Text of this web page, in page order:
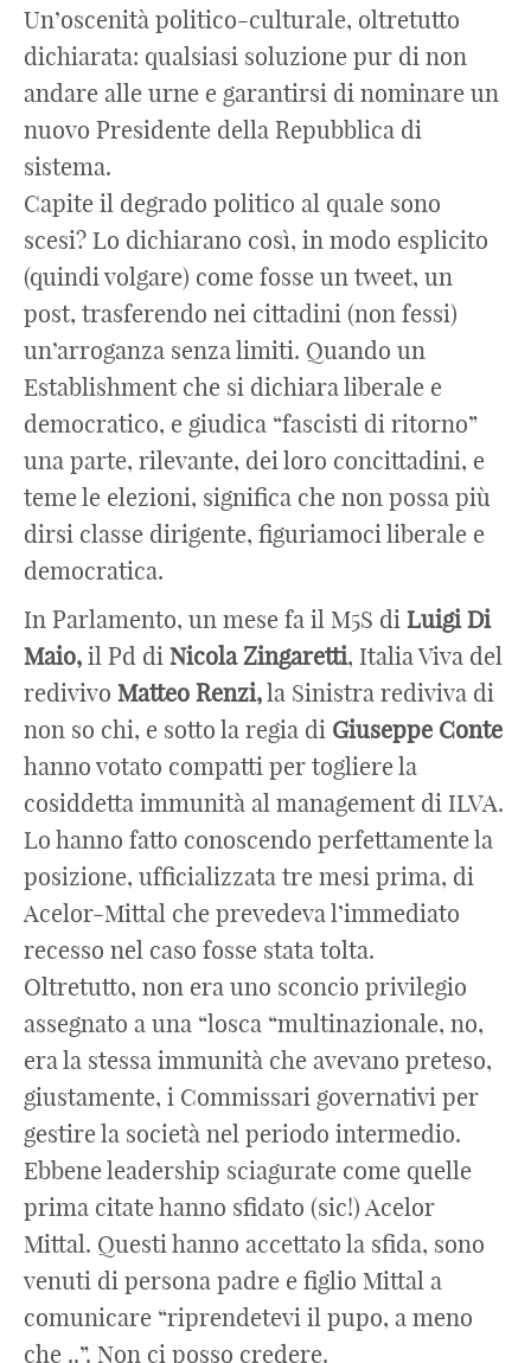
Un’oscenità politico-culturale, oltretutto
dichiarata: qualsiasi soluzione pur di non
andare alle urne e garantirsi di nominare un
nuovo Presidente della Repubblica di
sistema.
Capite il degrado politico al quale sono
scesi? Lo dichiarano così, in modo esplicito
(quindi volgare) come fosse un tweet, un
post, trasferendo nei cittadini (non fessi)
un’arroganza senza limiti. Quando un
Establishment che si dichiara liberale e
democratico, e giudica “fascisti di ritorno”
una parte, rilevante, dei loro concittadini, e
teme le elezioni, significa che non possa più
dirsi classe dirigente, figuriamoci liberale e
democratica.
In Parlamento, un mese fa il M5S di Luigi Di
Maio, il Pd di Nicola Zingaretti, Italia Viva del
redivivo Matteo Renzi,la Sinistra rediviva di
non so chi, e sotto la regia di Giuseppe Conte
hanno votato compatti per togliere la
cosiddetta immunità al management di ILVA.
Lo hanno fatto conoscendo perfettamente la
posizione, ufficializzata tre mesi prima, di
Acelor-Mittal che prevedeva l’immediato
recesso nel caso fosse stata tolta.
Oltretutto, non era uno sconcio privilegio
assegnato a una “losca “multinazionale, no,
era la stessa immunità che avevano preteso,
giustamente, i Commissari governativi per
gestire la società nel periodo intermedio.
Ebbene leadership sciagurate come quelle
prima citate hanno sfidato (sic!) Acelor
Mittal. Questi hanno accettato la sfida, sono
venuti di persona padre e figlio Mittal a
comunicare “riprendetevi il pupo, a meno
che ..”. Non ci posso credere.